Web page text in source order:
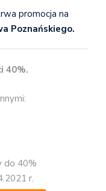
promocja na
Poznańskiego.
40%.
do 40%
r.